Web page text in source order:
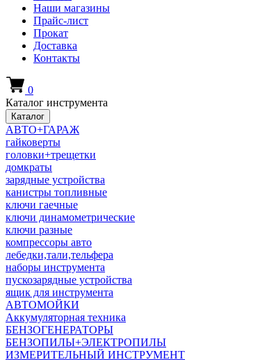
Наши магазины
Прайс-лист
Прокат
Доставка
Контакты
0
Каталог инструмента
Каталог
АВТО+ГАРАЖ
гайковерты
головки+трещетки
домкраты
зарядные устройства
канистры топливные
ключи гаечные
ключи динамометрические
ключи разные
компрессоры авто
лебедки,тали,тельфера
наборы инструмента
пускозарядные устройства
ящик для инструмента
АВТОМОЙКИ
Аккумуляторная техника
БЕНЗОГЕНЕРАТОРЫ
БЕНЗОПИЛЫ+ЭЛЕКТРОПИЛЫ
ИЗМЕРИТЕЛЬНЫЙ ИНСТРУМЕНТ